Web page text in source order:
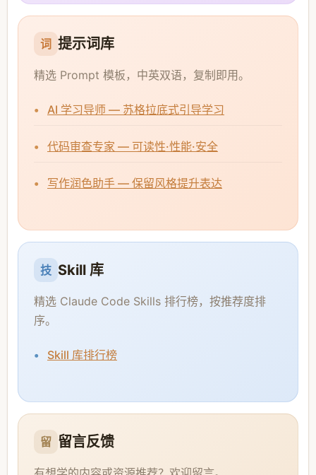
词 提示词库
精选 Prompt 模板，中英双语，复制即用。
AI 学习导师 — 苏格拉底式引导学习
代码审查专家 — 可读性·性能·安全
写作润色助手 — 保留风格提升表达
技 Skill 库
精选 Claude Code Skills 排行榜，按推荐度排
序。
Skill 库排行榜
留 留言反馈